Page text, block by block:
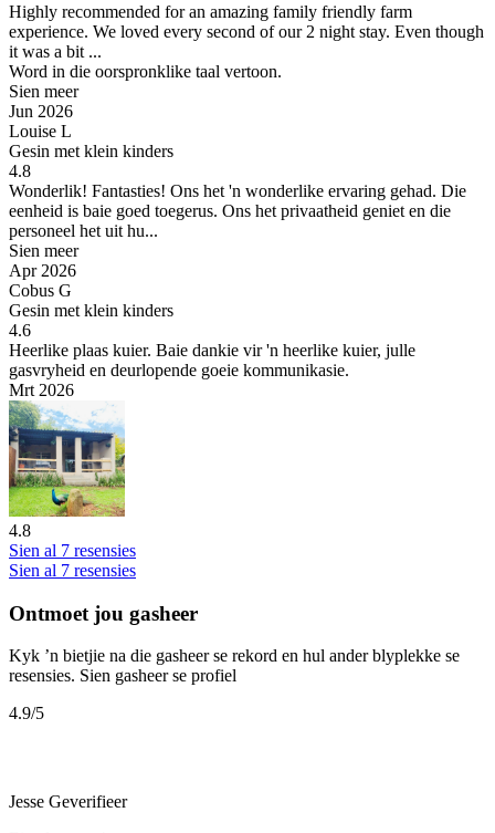
Highly recommended for an amazing family friendly farm
experience. We loved every second of our 2 night stay. Even though
it was a bit ...
Word in die oorspronklike taal vertoon.
Sien meer
Jun 2026
Louise L
Gesin met klein kinders
4.8
Wonderlik! Fantasties! Ons het 'n wonderlike ervaring gehad. Die
eenheid is baie goed toegerus. Ons het privaatheid geniet en die
personeel het uit hu...
Sien meer
Apr 2026
Cobus G
Gesin met klein kinders
4.6
Heerlike plaas kuier. Baie dankie vir 'n heerlike kuier, julle
gasvryheid en deurlopende goeie kommunikasie.
Mrt 2026
4.8
Sien al 7 resensies
Sien al 7 resensies
Ontmoet jou gasheer
Kyk ’n bietjie na die gasheer se rekord en hul ander blyplekke se
resensies. Sien gasheer se profiel
4.9/5
Jesse Geverifieer